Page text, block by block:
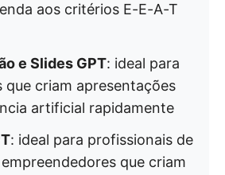
aos critérios E-E-A-T
e Slides GPT: ideal para
que criam apresentações
artificial rapidamente
: ideal para profissionais de
que criam